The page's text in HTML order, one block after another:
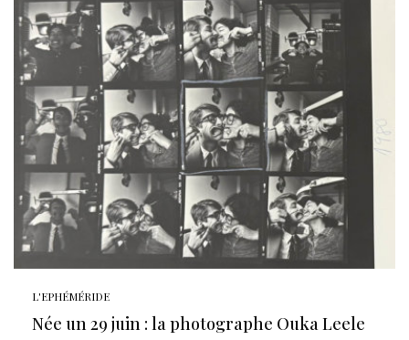
L'EPHÉMÉRIDE
Née un 29 juin : la photographe Ouka Leele